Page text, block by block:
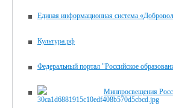
Единая информационная система
Культура.рф
Федеральный портал "Российское
Минпросвещения